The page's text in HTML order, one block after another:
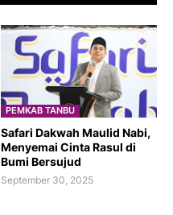
PEMKAB TANBU
Safari Dakwah Maulid Nabi,
Menyemai Cinta Rasul di
Bumi Bersujud
September 30, 2025